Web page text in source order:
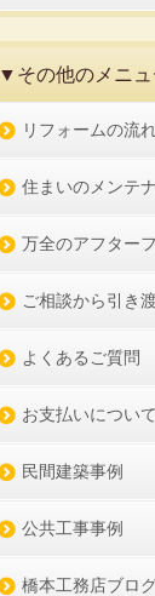
▼その他のメニュ
リフォームの流
住まいのメンテ
万全のアフター
ご相談から引き
よくあるご質問
お支払いについて
民間建築事例
公共工事事例
橋本工務店ブロ